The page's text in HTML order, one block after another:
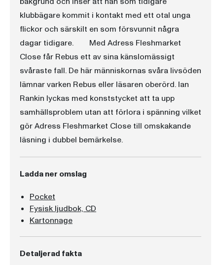
klubbägare kommit i kontakt med ett otal unga
flickor och särskilt en som försvunnit några
dagar tidigare. Med Adress Fleshmarket
Close får Rebus ett av sina känslomässigt
svåraste fall. De här människornas svåra livsöden
lämnar varken Rebus eller läsaren oberörd. Ian
Rankin lyckas med konststycket att ta upp
samhällsproblem utan att förlora i spänning vilket
gör Adress Fleshmarket Close till omskakande
läsning i dubbel bemärkelse.
Ladda ner omslag
Pocket
Fysisk ljudbok, CD
Kartonnage
Detaljerad fakta